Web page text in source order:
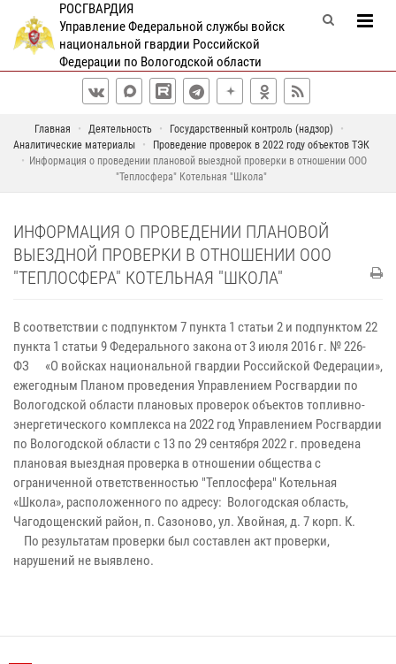
РОСГВАРДИЯ
Управление Федеральной службы войск
национальной гвардии Российской
Федерации по Вологодской области
Главная Деятельность
Государственный контроль (надзор)
Аналитические материалы
Проведение проверок в 2022 году объектов ТЭК
Информация о проведении плановой выездной проверки в отношении ООО
"Теплосфера" Котельная "Школа"
ИНФОРМАЦИЯ О ПРОВЕДЕНИИ ПЛАНОВОЙ
ВЫЕЗДНОЙ ПРОВЕРКИ В ОТНОШЕНИИ ООО
"ТЕПЛОСФЕРА" КОТЕЛЬНАЯ "ШКОЛА"
В соответствии с подпунктом 7 пункта 1 статьи 2 и подпунктом 22
пункта 1 статьи 9 Федерального закона от 3 июля 2016 г. № 226-
ФЗ «О войсках национальной гвардии Российской Федерации»,
ежегодным Планом проведения Управлением Росгвардии по
Вологодской области плановых проверок объектов топливно-
энергетического комплекса на 2022 год Управлением Росгвардии
по Вологодской области с 13 по 29 сентября 2022 г. проведена
плановая выездная проверка в отношении общества с
ограниченной ответственностью "Теплосфера" Котельная
«Школа», расположенного по адресу: Вологодская область,
Чагодощенский район, п. Сазоново, ул. Хвойная, д. 7 корп. К.
По результатам проверки был составлен акт проверки,
нарушений не выявлено.